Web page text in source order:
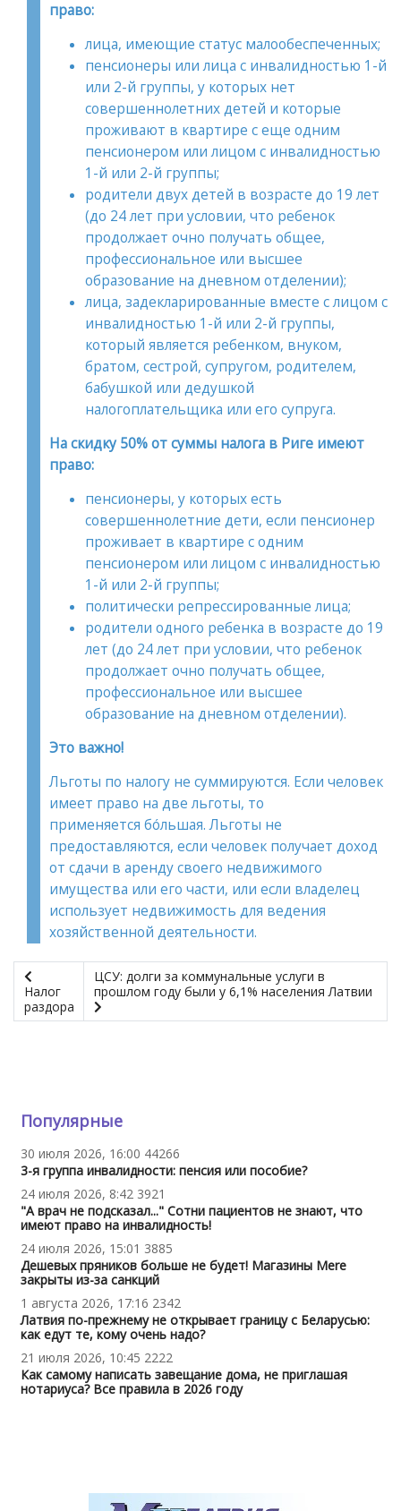
право:
лица, имеющие статус малообеспеченных;
пенсионеры или лица с инвалидностью 1-й
или 2-й группы, у которых нет
совершеннолетних детей и которые
проживают в квартире с еще одним
пенсионером или лицом с инвалидностью
1-й или 2-й группы;
родители двух детей в возрасте до 19 лет
(до 24 лет при условии, что ребенок
продолжает очно получать общее,
профессиональное или высшее
образование на дневном отделении);
лица, задекларированные вместе с лицом с
инвалидностью 1-й или 2-й группы,
который является ребенком, внуком,
братом, сестрой, супругом, родителем,
бабушкой или дедушкой
налогоплательщика или его супруга.
На скидку 50% от суммы налога в Риге имеют
право:
пенсионеры, у которых есть
совершеннолетние дети, если пенсионер
проживает в квартире с одним
пенсионером или лицом с инвалидностью
1-й или 2-й группы;
политически репрессированные лица;
родители одного ребенка в возрасте до 19
лет (до 24 лет при условии, что ребенок
продолжает очно получать общее,
профессиональное или высшее
образование на дневном отделении).
Это важно!
Льготы по налогу не суммируются. Если человек
имеет право на две льготы, то
применяется бóльшая. Льготы не
предоставляются, если человек получает доход
от сдачи в аренду своего недвижимого
имущества или его части, или если владелец
использует недвижимость для ведения
хозяйственной деятельности.
Налог
раздора
ЦСУ: долги за коммунальные услуги в
прошлом году были у 6,1% населения Латвии
Популярные
30 июля 2026, 16:00 44266
3-я группа инвалидности: пенсия или пособие?
24 июля 2026, 8:42 3921
"А врач не подсказал..." Сотни пациентов не знают, что
имеют право на инвалидность!
24 июля 2026, 15:01 3885
Дешевых пряников больше не будет! Магазины Mere
закрыты из-за санкций
1 августа 2026, 17:16 2342
Латвия по-прежнему не открывает границу с Беларусью:
как едут те, кому очень надо?
21 июля 2026, 10:45 2222
Как самому написать завещание дома, не приглашая
нотариуса? Все правила в 2026 году